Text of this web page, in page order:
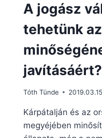
A jogász
tehetünk
javításáért?
Tóth Tünde
Kárpátalján és az
megyéjében